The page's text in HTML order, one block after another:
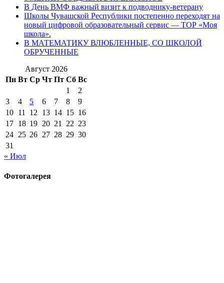
В День ВМФ важный визит к подводнику-ветерану
Школы Чувашской Республики постепенно переходят на
новый цифровой образовательный сервис — ТОР «Моя
школа».
В МАТЕМАТИКУ ВЛЮБЛЕННЫЕ, СО ШКОЛОЙ
ОБРУЧЕННЫЕ
Август 2026
Пн Вт Ср Чт Пт Сб Вс
1
2
3
4 5 6 7 8
9
10 11 12 13 14 15 16
17 18 19 20 21 22 23
24 25 26 27 28 29 30
31
« Июл
Фотогалерея